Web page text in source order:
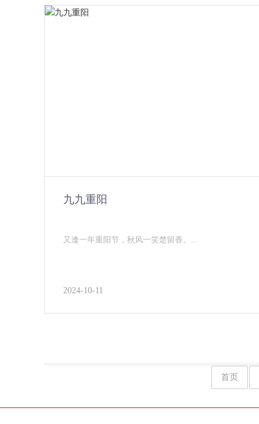
九九重阳
又逢一年重阳节，秋风一笑楚留香。...
2024-10-11
首页